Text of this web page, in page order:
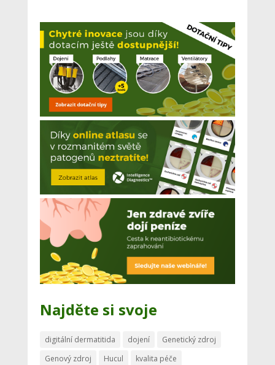
Najděte si svoje
digitální dermatitida dojení
Genetický zdroj
Genový zdroj
Hucul
kvalita péče